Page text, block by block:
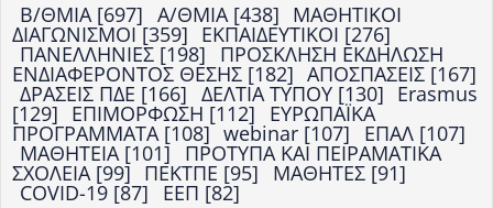
Β/ΘΜΙΑ [697] Α/ΘΜΙΑ [438] ΜΑΘΗΤΙΚΟΙ
ΔΙΑΓΩΝΙΣΜΟΙ [359] ΕΚΠΑΙΔΕΥΤΙΚΟΙ [276]
ΠΑΝΕΛΛΗΝΙΕΣ [198] ΠΡΟΣΚΛΗΣΗ ΕΚΔΗΛΩΣΗ
ΕΝΔΙΑΦΕΡΟΝΤΟΣ ΘΕΣΗΣ [182] ΑΠΟΣΠΑΣΕΙΣ [167]
ΔΡΑΣΕΙΣ ΠΔΕ [166] ΔΕΛΤΙΑ ΤΥΠΟΥ [130] Erasmus
[129] ΕΠΙΜΟΡΦΩΣΗ [112] ΕΥΡΩΠΑΪΚΑ
ΠΡΟΓΡΑΜΜΑΤΑ [108] webinar [107] ΕΠΑΛ [107]
ΜΑΘΗΤΕΙΑ [101] ΠΡΟΤΥΠΑ ΚΑΙ ΠΕΙΡΑΜΑΤΙΚΑ
ΣΧΟΛΕΙΑ [99] ΠΕΚΤΠΕ [95] ΜΑΘΗΤΕΣ [91]
COVID-19 [87] ΕΕΠ [82]